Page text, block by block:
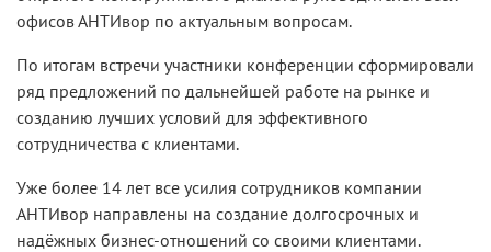
офисов АНТИвор по актуальным вопросам.
По итогам встречи участники конференции сформировали
ряд предложений по дальнейшей работе на рынке и
созданию лучших условий для эффективного
сотрудничества с клиентами.
Уже более 14 лет все усилия сотрудников компании
АНТИвор направлены на создание долгосрочных и
надёжных бизнес-отношений со своими клиентами.